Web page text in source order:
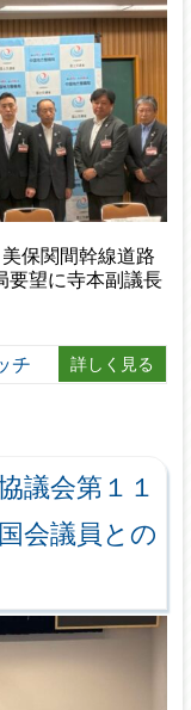
保関間幹線道路
要望に寺本副議長
チ 詳しく見る
議会第１１
会議員との